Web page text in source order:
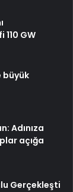
110 GW
büyük
Adınıza
açığa
Gerçekleşti